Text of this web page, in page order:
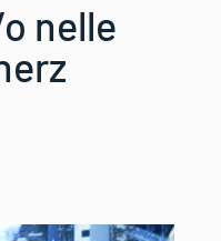
nelle